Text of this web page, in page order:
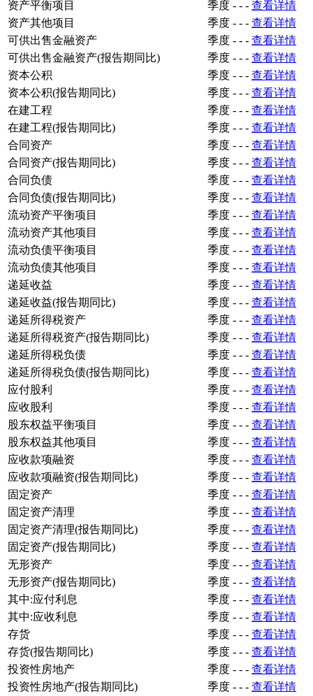
资产平衡项目
季度 - - - 查看详情
资产其他项目
季度 - - - 查看详情
可供出售金融资产
季度 - - - 查看详情
可供出售金融资产(报告期同比)
季度 - - - 查看详情
资本公积
季度 - - - 查看详情
资本公积(报告期同比)
季度 - - - 查看详情
在建工程
季度 - - - 查看详情
在建工程(报告期同比)
季度 - - - 查看详情
合同资产
季度 - - - 查看详情
合同资产(报告期同比)
季度 - - - 查看详情
合同负债
季度 - - - 查看详情
合同负债(报告期同比)
季度 - - - 查看详情
流动资产平衡项目
季度 - - - 查看详情
流动资产其他项目
季度 - - - 查看详情
流动负债平衡项目
季度 - - - 查看详情
流动负债其他项目
季度 - - - 查看详情
递延收益
季度 - - - 查看详情
递延收益(报告期同比)
季度 - - - 查看详情
递延所得税资产
季度 - - - 查看详情
递延所得税资产(报告期同比)
季度 - - - 查看详情
递延所得税负债
季度 - - - 查看详情
递延所得税负债(报告期同比)
季度 - - - 查看详情
应付股利
季度 - - - 查看详情
应收股利
季度 - - - 查看详情
股东权益平衡项目
季度 - - - 查看详情
股东权益其他项目
季度 - - - 查看详情
应收款项融资
季度 - - - 查看详情
应收款项融资(报告期同比)
季度 - - - 查看详情
固定资产
季度 - - - 查看详情
固定资产清理
季度 - - - 查看详情
固定资产清理(报告期同比)
季度 - - - 查看详情
固定资产(报告期同比)
季度 - - - 查看详情
无形资产
季度 - - - 查看详情
无形资产(报告期同比)
季度 - - - 查看详情
其中:应付利息
季度 - - - 查看详情
其中:应收利息
季度 - - - 查看详情
存货
季度 - - - 查看详情
存货(报告期同比)
季度 - - - 查看详情
投资性房地产
季度 - - - 查看详情
投资性房地产(报告期同比)
季度 - - - 查看详情